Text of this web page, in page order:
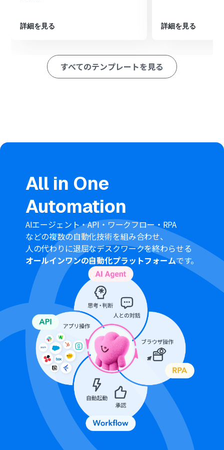
ション
メール機能のトリガー設定では、Yoomが発行するメール
アドレスのほか、件名や送信元といった条件を任意で設
定して、特定のメールのみを対象に起動させることが可能
設定可能です。
ChatGPT、ChatworkのそれぞれとYoomを連携してくだ
さい。
ChatGPT（OpenAI）のアクションを実行するには、
OpenAIのAPI有料プランの契約が必要です。（APIが使用
されたときに支払いができる状態）
ChatGPTのAPI利用はOpenAI社が有料で提供しており、
API疎通時のトークンにより従量課金される仕組みとなっ
ています。そのため、API使用時にお支払いが行える状況
でない場合エラーが発生しますのでご注意ください。
詳細を見る 詳細を見る
すべてのテンプレートを見る
All in One
Automation
AIエージェント・API・ワークフロー・RPA
などの複数の自動化技術を組み合わせ、
人の代わりに退屈なデスクワークを終わらせる
オールインワンの自動化プラットフォームです。